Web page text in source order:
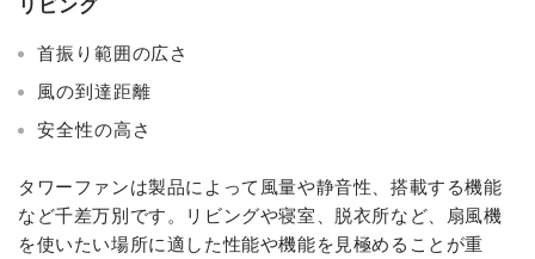
首振り範囲の広さ
風の到達距離
安全性の高さ
タワーファンは製品によって風量や静音性、搭載する機能
など千差万別です。リビングや寝室、脱衣所など、扇風機
を使いたい場所に適した性能や機能を見極めることが重